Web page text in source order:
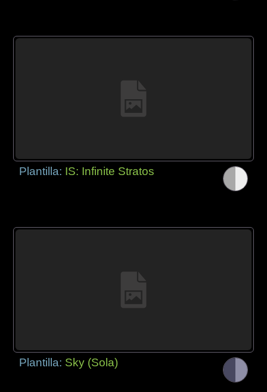
Plantilla: IS: Infinite Stratos
Plantilla: Sky (Sola)